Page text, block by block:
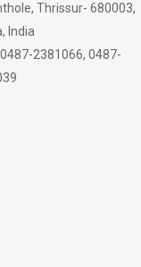
Thrissur- 680003,
India
2381066, 0487-